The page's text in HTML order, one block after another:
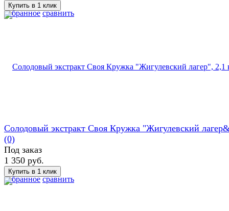
избранное сравнить
избранное сравнить
Солодовый экстракт Своя Кружка "Жигулевский
(0)
Под заказ
1 350 руб.